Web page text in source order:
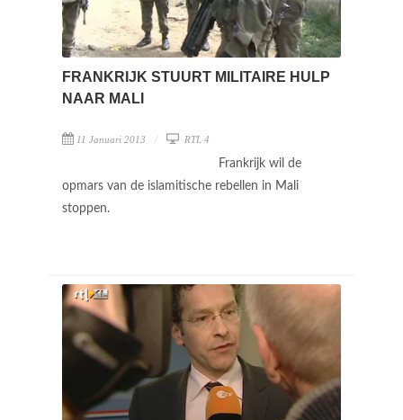
FRANKRIJK STUURT MILITAIRE HULP
NAAR MALI
11 Januari 2013 RTL 4
Frankrijk wil de
opmars van de islamitische rebellen in Mali
stoppen.